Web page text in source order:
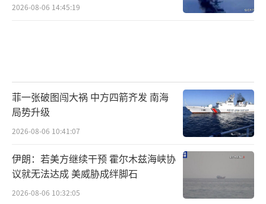
2026-08-06 14:45:19
菲一张破图闯大祸 中方四箭齐发 南海
局势升级
2026-08-06 10:41:07
伊朗：若美方继续干预 霍尔木兹海峡协
议就无法达成 美威胁成绊脚石
2026-08-06 10:32:05